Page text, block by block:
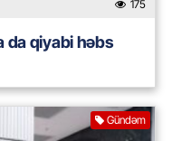
175
da qiyabi həbs
Gündəm